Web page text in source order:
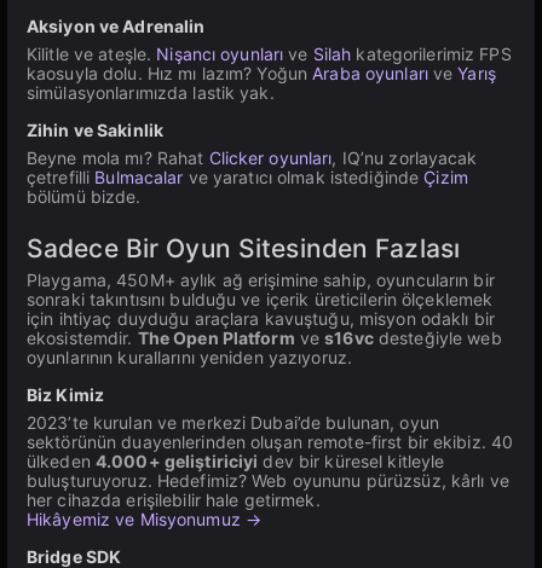
Aksiyon ve Adrenalin
Kilitle ve ateşle. Nişancı oyunları ve Silah kategorilerimiz FPS
kaosuyla dolu. Hız mı lazım? YoğunAraba oyunlarıveYarış
simülasyonlarımızda lastik yak.
Zihin ve Sakinlik
Beyne mola mı? Rahat Clicker oyunları, IQ’nu zorlayacak
çetrefilli Bulmacalar ve yaratıcı olmak istediğinde Çizim
bölümü bizde.
Sadece Bir Oyun Sitesinden Fazlası
Playgama, 450M+ aylık ağ erişimine sahip, oyuncuların bir
sonraki takıntısını bulduğu ve içerik üreticilerin ölçeklemek
için ihtiyaç duyduğu araçlara kavuştuğu, misyon odaklı bir
ekosistemdir. The Open Platform ves16vcdesteğiyle web
oyunlarının kurallarını yeniden yazıyoruz.
Biz Kimiz
2023’te kurulan ve merkezi Dubai’de bulunan, oyun
sektörünün duayenlerinden oluşan remote-first bir ekibiz. 40
ülkeden 4.000+ geliştiriciyi dev bir küresel kitleyle
buluşturuyoruz. Hedefimiz? Web oyununu pürüzsüz, kârlı ve
her cihazda erişilebilir hale getirmek.
Hikâyemiz ve Misyonumuz →
Bridge SDK